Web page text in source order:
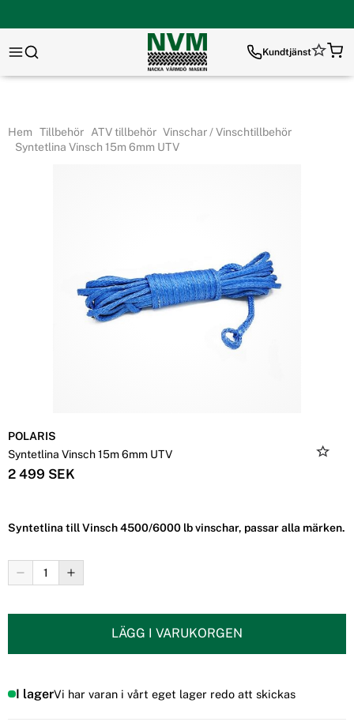
Kundtjänst
Hem Tillbehör ATV tillbehör Vinschar / Vinschtillbehör
Syntetlina Vinsch 15m 6mm UTV
POLARIS
Syntetlina Vinsch 15m 6mm UTV
2 499 SEK
Syntetlina till Vinsch 4500/6000 lb vinschar, passar alla märken.
LÄGG I VARUKORGEN
I lagerVi har varan i vårt eget lager redo att skickas